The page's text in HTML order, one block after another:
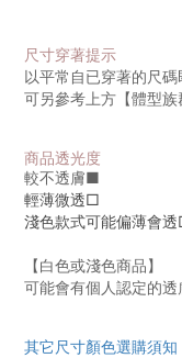
尺寸穿著提示
以平常自已穿著的尺碼
可另參考上方【體型
商品透光度
較不透膚■
輕薄微透□
淺色款式可能偏薄會
【白色或淺色商品】
可能會有個人認定的
其它尺寸顏色選購須知